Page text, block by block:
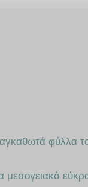
φύλλα
μεσογειακά